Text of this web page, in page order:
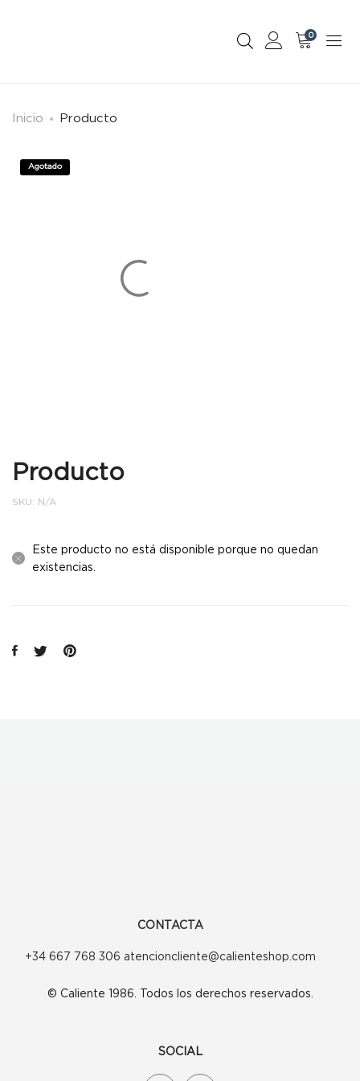
0
Inicio Producto
Agotado
Producto
SKU: N/A
Este producto no está disponible porque no quedan
existencias.
CONTACTA
+34 667 768 306 atencioncliente@calienteshop.com
© Caliente 1986. Todos los derechos reservados.
SOCIAL